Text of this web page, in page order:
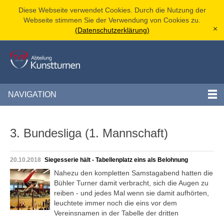
Diese Webseite verwendet Cookies. Durch die Nutzung der
Webseite stimmen Sie der Verwendung von Cookies zu.
(Datenschutzerklärung)
[x]
NAVIGATION
3. Bundesliga (1. Mannschaft)
20.10.2018 Siegesserie hält - Tabellenplatz eins als Belohnung
Nahezu den kompletten Samstagabend hatten die
Bühler Turner damit verbracht, sich die Augen zu
reiben - und jedes Mal wenn sie damit aufhörten,
leuchtete immer noch die eins vor dem
Vereinsnamen in der Tabelle der dritten